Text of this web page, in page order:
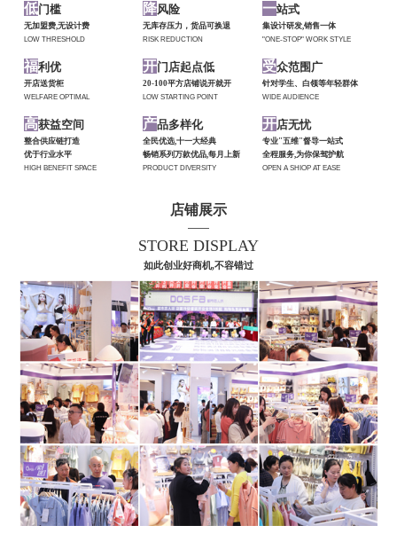
低门槛
无加盟费,无设计费
LOW THRESHOLD
降风险
无库存压力，货品可换退
RISK REDUCTION
一站式
集设计研发,销售一体
"ONE-STOP" WORK STYLE
福利优
开店送货柜
WELFARE OPTIMAL
开门店起点低
20-100平方店铺说开就开
LOW STARTING POINT
受众范围广
针对学生、白领等年轻群体
WIDE AUDIENCE
高获益空间
整合供应链打造
优于行业水平
HIGH BENEFIT SPACE
产品多样化
全民优选,十一大经典
畅销系列万款优品,每月上新
PRODUCT DIVERSITY
开店无忧
专业"五维"督导一站式
全程服务,为你保驾护航
OPEN A SHIOP AT EASE
店铺展示
——
STORE DISPLAY
如此创业好商机,不容错过